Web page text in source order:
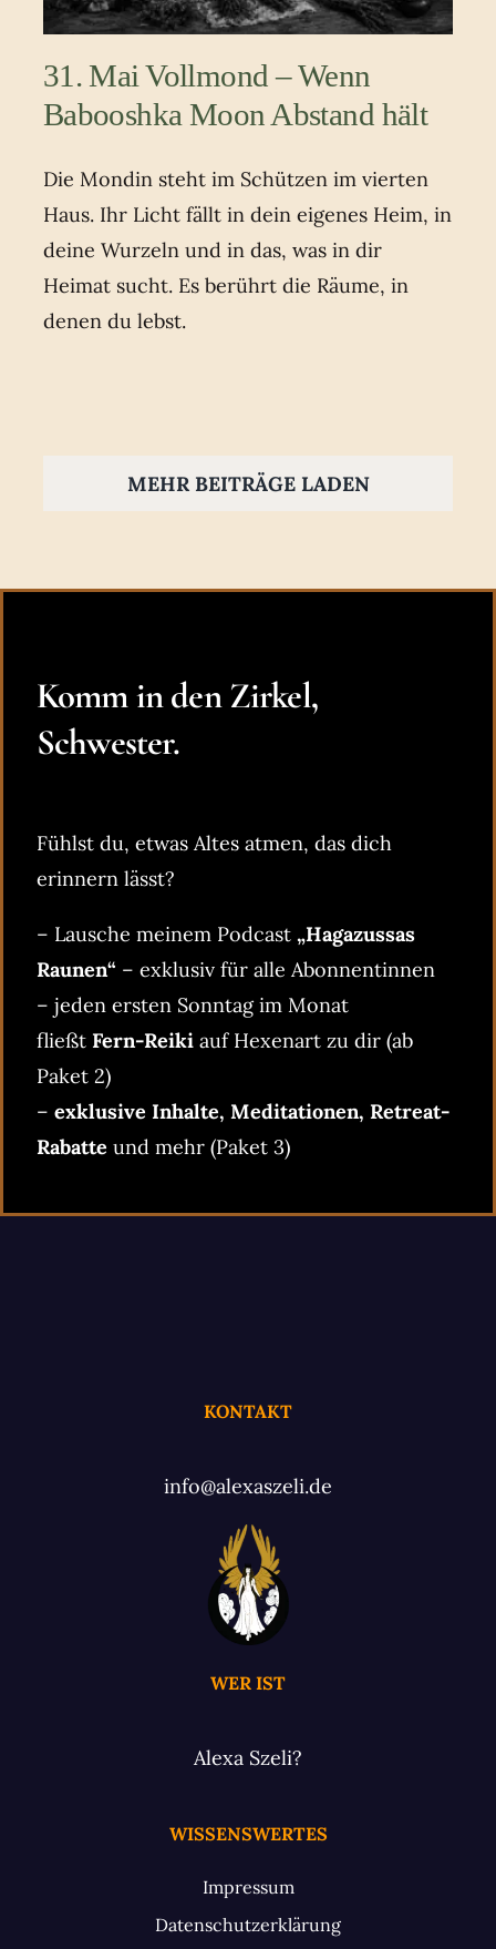
31. Mai Vollmond – Wenn
Babooshka Moon Abstand hält
Die Mondin steht im Schützen im vierten
Haus. Ihr Licht fällt in dein eigenes Heim, in
deine Wurzeln und in das, was in dir
Heimat sucht. Es berührt die Räume, in
denen du lebst.
MEHR BEITRÄGE LADEN
Komm in den Zirkel,
Schwester.
Fühlst du, etwas Altes atmen, das dich
erinnern lässt?
– Lausche meinem Podcast „Hagazussas
Raunen“ – exklusiv für alle Abonnentinnen
– jeden ersten Sonntag im Monat
fließt Fern-Reiki auf Hexenart zu dir (ab
Paket 2)
– exklusive Inhalte, Meditationen, Retreat-
Rabatte und mehr (Paket 3)
KONTAKT
info@alexaszeli.de
WER IST
Alexa Szeli?
WISSENSWERTES
Impressum
Datenschutzerklärung